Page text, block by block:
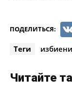
ПОДЕЛИТЬСЯ:
Теги
Читайте